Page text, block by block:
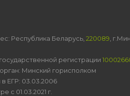
Республика Беларусь, 220089 ,
регистрации
Минский горисполком
ЕГР: 03.03.2006
с 01.03.2021 г.